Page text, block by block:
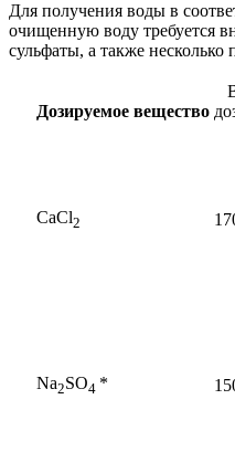
Для получения воды в
очищенную воду требуется
сульфаты, а также несколько
Дозируемое вещество
CaCl2
Na2SO4 *